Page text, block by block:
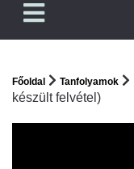
Főoldal Tanfolyamok
készült felvétel)